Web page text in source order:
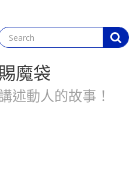
魔袋
述動人的故事！